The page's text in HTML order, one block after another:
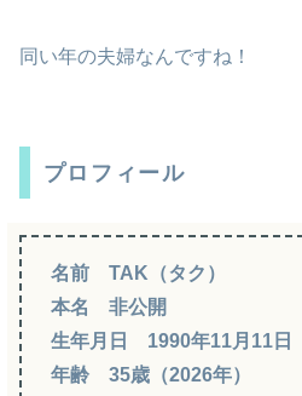
同い年の夫婦なんですね！
プロフィール
名前 TAK（タク）
本名 非公開
生年月日 1990年11月11日
年齢 35歳（2026年）